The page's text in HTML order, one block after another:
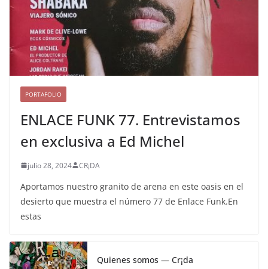
PORTAFOLIO
ENLACE FUNK 77. Entrevistamos
en exclusiva a Ed Michel
julio 28, 2024 CR¡DA
Aportamos nuestro granito de arena en este oasis en el
desierto que muestra el número 77 de Enlace Funk.En
estas
Quienes somos — Cr¡da